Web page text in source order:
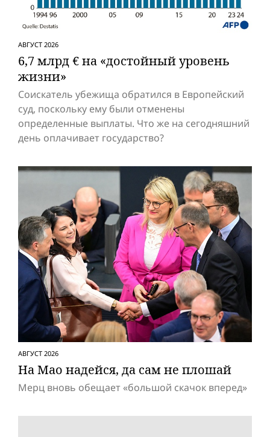
АВГУСТ 2026
6,7 млрд € на «достойный уровень
жизни»
Соискатель убежища обратился в Европейский
суд, поскольку ему были отменены
определенные выплаты. Что же на сегодняшний
день оплачивает государство?
АВГУСТ 2026
На Мао надейся, да сам не плошай
Мерц вновь обещает «большой скачок вперед»